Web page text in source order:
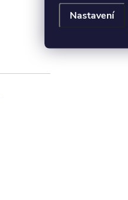
Nastavení